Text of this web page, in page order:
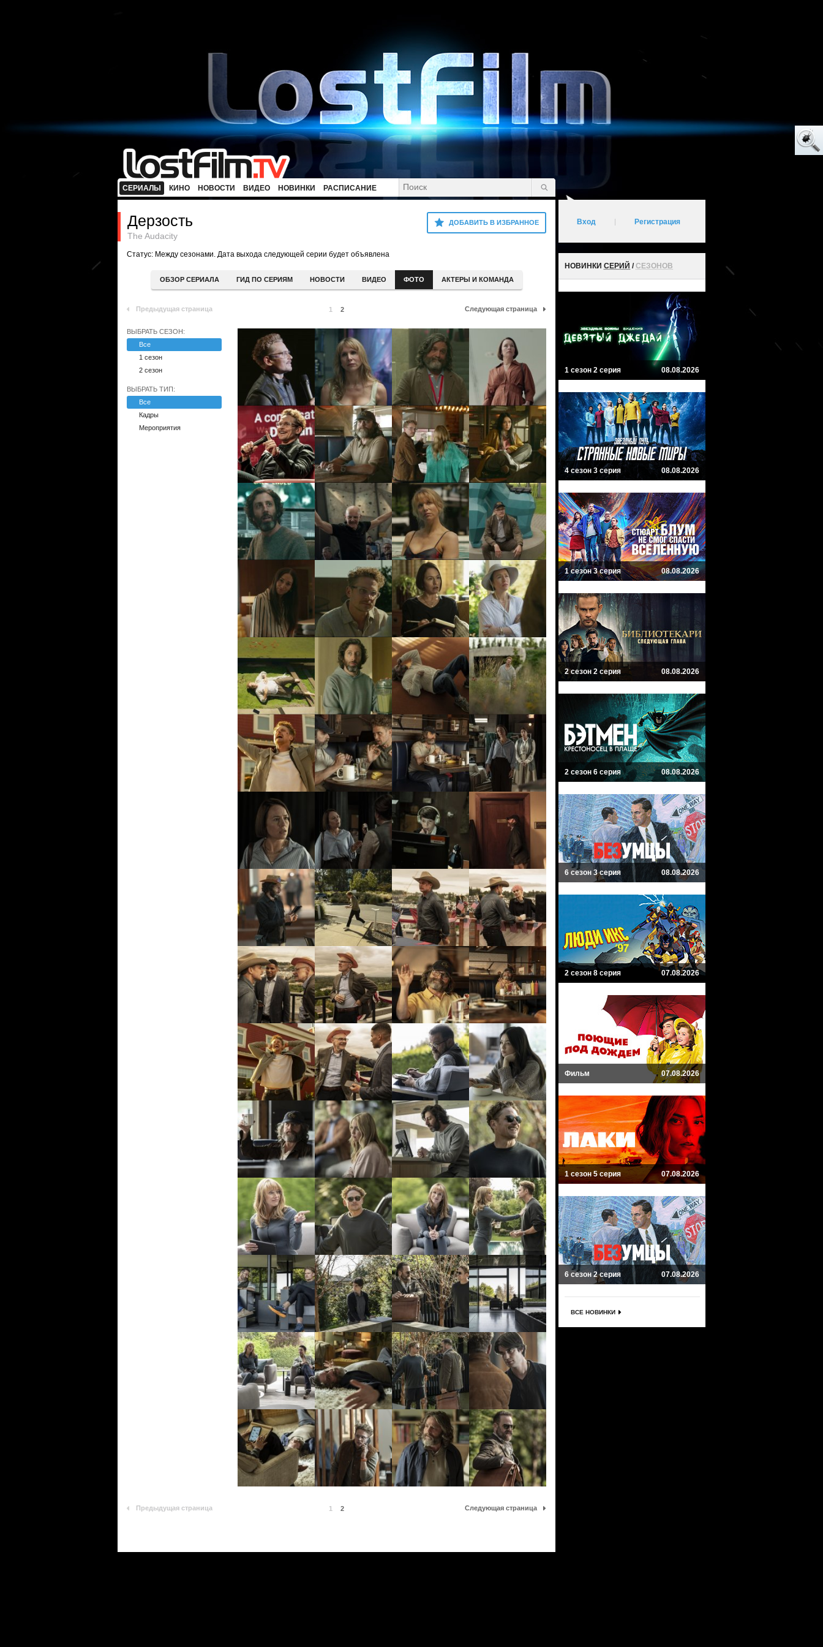
СЕРИАЛЫ КИНО НОВОСТИ ВИДЕО НОВИНКИ РАСПИСАНИЕ
ДОБАВИТЬ В ИЗБРАННОЕ
Дерзость
The Audacity
Статус: Между сезонами. Дата выхода следующей серии будет объявлена
ОБЗОР СЕРИАЛА ГИД ПО СЕРИЯМ НОВОСТИ ВИДЕО ФОТО АКТЕРЫ И КОМАНДА
Предыдущая страница 1 2 Следующая страница
ВЫБРАТЬ СЕЗОН:
Все
1 сезон
2 сезон
ВЫБРАТЬ ТИП:
Все
Кадры
Мероприятия
Предыдущая страница 1 2 Следующая страница
Вход Регистрация
НОВИНКИ СЕРИЙ /СЕЗОНОВ
1 сезон 2 серия 08.08.2026
4 сезон 3 серия 08.08.2026
1 сезон 3 серия 08.08.2026
2 сезон 2 серия 08.08.2026
2 сезон 6 серия 08.08.2026
6 сезон 3 серия 08.08.2026
2 сезон 8 серия 07.08.2026
Фильм 07.08.2026
1 сезон 5 серия 07.08.2026
6 сезон 2 серия 07.08.2026
ВСЕ НОВИНКИ